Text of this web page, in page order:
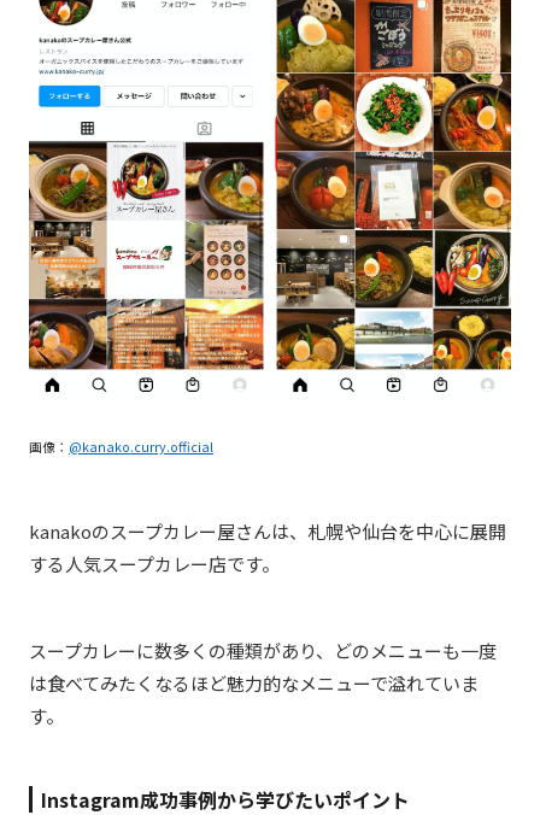
画像： @kanako.curry.official
kanakoのスープカレー屋さんは、札幌や仙台を中心に展開
する人気スープカレー店です。
スープカレーに数多くの種類があり、どのメニューも一度
は食べてみたくなるほど魅力的なメニューで溢れていま
す。
Instagram成功事例から学びたいポイント